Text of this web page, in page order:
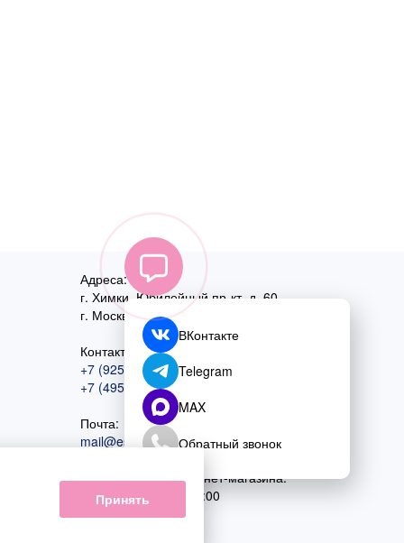
Адреса:
г. Химки, Юбилейный пр-кт, д. 60
г. Москва,ул. Перовская, д. 59
Контактный номер:
+7 (925) 585-74-27
+7 (495) 970-44-75
Почта:
mail@esta-fiesta.ru
Режим работы интернет-магазина:
ПН-ВС с 09:00 до 21:00
ВКонтакте
Telegram
MAX
Обратный звонок
Принять